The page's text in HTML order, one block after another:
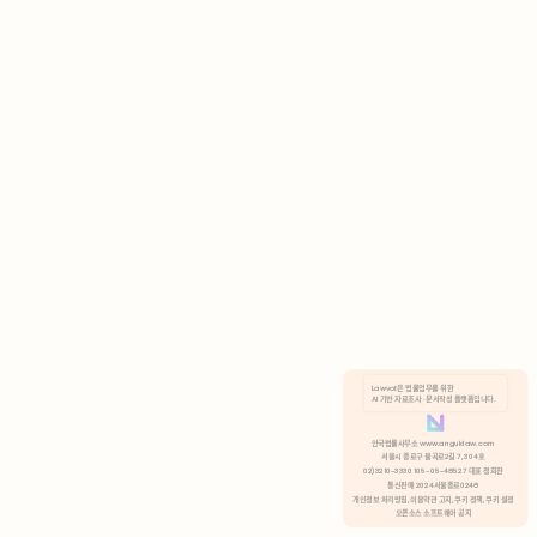
분석 쿠키 허용
Lawvot은 법률업무를 위한
AI 기반 자료조사 · 문서작성 플랫폼입니다.
안국법률사무소 www.anguklaw.com
서울시 종로구 율곡로2길 7, 304호
02)3210-3330 105-05-48527 대표 정희찬
통신판매 2024서울종로0248
개인정보 처리방침, 이용약관 고지, 쿠키 정책, 쿠키 설정
오픈소스 소프트웨어 공지